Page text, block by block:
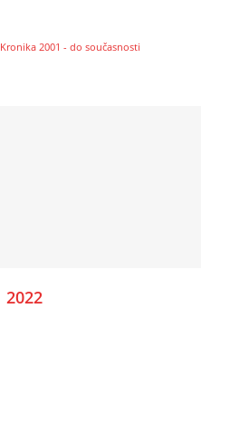
Kronika 2001 - do současnosti
2022